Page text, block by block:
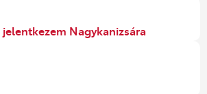
jelentkezem Nagykanizsára